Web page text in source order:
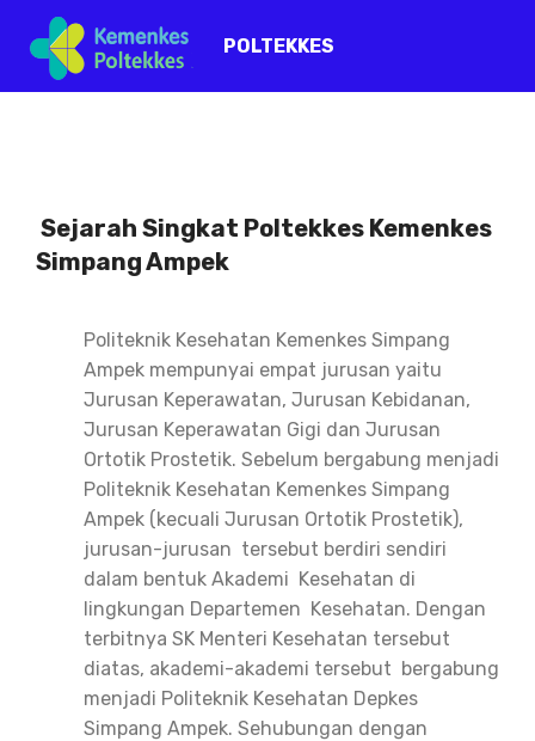
POLTEKKES
Sejarah Singkat Poltekkes Kemenkes
Simpang Ampek
Politeknik Kesehatan Kemenkes Simpang
Ampek mempunyai empat jurusan yaitu
Jurusan Keperawatan, Jurusan Kebidanan,
Jurusan Keperawatan Gigi dan Jurusan
Ortotik Prostetik. Sebelum bergabung menjadi
Politeknik Kesehatan Kemenkes Simpang
Ampek (kecuali Jurusan Ortotik Prostetik),
jurusan-jurusan tersebut berdiri sendiri
dalam bentuk Akademi Kesehatan di
lingkungan Departemen Kesehatan. Dengan
terbitnya SK Menteri Kesehatan tersebut
diatas, akademi-akademi tersebut bergabung
menjadi Politeknik Kesehatan Depkes
Simpang Ampek. Sehubungan dengan